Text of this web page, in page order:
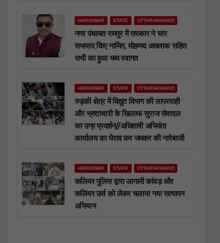
HARIDWAR STATE UTTARAKHAND
नगर पंचायत रामपुर में सरकार ने चार
सभासद किए नामित, मोहम्मद अख्लाक सहित
सभी का हुआ भव्य स्वागत
HARIDWAR STATE UTTARAKHAND
रुड़की क्षेत्र में विद्युत विभाग की लापरवाही
और भ्रष्टाचारी के खिलाफ सुराज सेवादल
का उग्र प्रदर्शन//अधिशाषी अभियंता
कार्यालय का घेराव कर जमकर की नारेबाजी
HARIDWAR STATE UTTARAKHAND
कलियर पुलिस द्वारा आगामी कांवड़ और
कलियर उर्स को लेकर चलाया गया सत्यापन
अभियान